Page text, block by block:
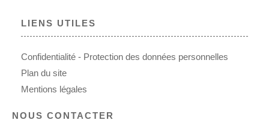
LIENS UTILES
Confidentialité - Protection des données personnelles
Plan du site
Mentions légales
NOUS CONTACTER